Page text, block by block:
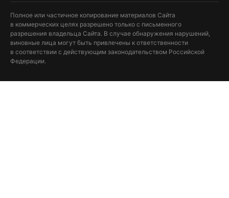
Полное или частичное копирование материалов Сайта
в коммерческих целях разрешено только с письменного
разрешения владельца Сайта. В случае обнаружения нарушений,
виновные лица могут быть привлечены к ответственности
в соответствии с действующим законодательством Российской
Федерации.